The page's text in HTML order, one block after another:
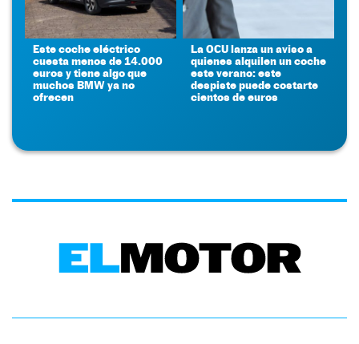
Este coche eléctrico
cuesta menos de 14.000
euros y tiene algo que
muchos BMW ya no
ofrecen
La OCU lanza un aviso a
quienes alquilen un coche
este verano: este
despiste puede costarte
cientos de euros